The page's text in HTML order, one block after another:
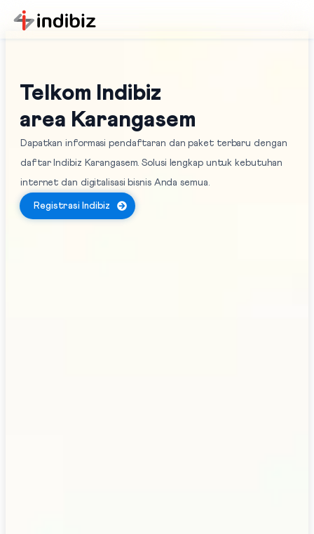
Telkom Indibiz
area Karangasem
Dapatkan informasi pendaftaran dan paket terbaru dengan
daftar Indibiz Karangasem. Solusi lengkap untuk kebutuhan
internet dan digitalisasi bisnis Anda semua.
Registrasi Indibiz